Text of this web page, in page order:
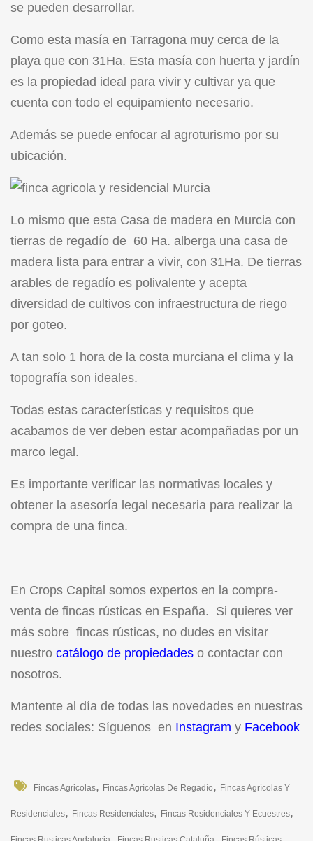
se pueden desarrollar.
Como esta masía en Tarragona muy cerca de la
playa que con 31Ha. Esta masía con huerta y jardín
es la propiedad ideal para vivir y cultivar ya que
cuenta con todo el equipamiento necesario.
Además se puede enfocar al agroturismo por su
ubicación.
Lo mismo que esta Casa de madera en Murcia con
tierras de regadío de 60 Ha. alberga una casa de
madera lista para entrar a vivir, con 31Ha. De tierras
arables de regadío es polivalente y acepta
diversidad de cultivos con infraestructura de riego
por goteo.
A tan solo 1 hora de la costa murciana el clima y la
topografía son ideales.
Todas estas características y requisitos que
acabamos de ver deben estar acompañadas por un
marco legal.
Es importante verificar las normativas locales y
obtener la asesoría legal necesaria para realizar la
compra de una finca.
En Crops Capital somos expertos en la compra-
venta de fincas rústicas en España. Si quieres ver
más sobre fincas rústicas, no dudes en visitar
nuestro catálogo de propiedades o contactar con
nosotros.
Mantente al día de todas las novedades en nuestras
redes sociales: Síguenos en Instagram y Facebook
Fincas Agricolas, Fincas Agrícolas De Regadío, Fincas Agrícolas Y
Residenciales, Fincas Residenciales, Fincas Residenciales Y Ecuestres,
, ,